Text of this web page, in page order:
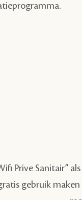
Prive Sanitair”
gebruik